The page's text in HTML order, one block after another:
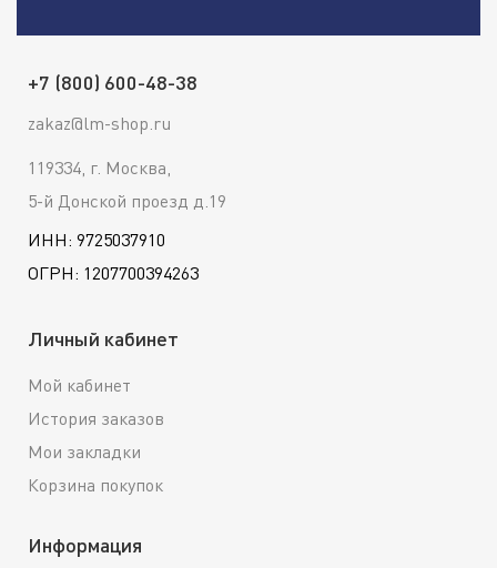
+7 (800) 600-48-38
zakaz@lm-shop.ru
119334, г. Москва,
5-й Донской проезд д.19
ИНН: 9725037910
ОГРН: 1207700394263
Личный кабинет
Мой кабинет
История заказов
Мои закладки
Корзина покупок
Информация